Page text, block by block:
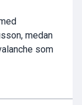
medan
som